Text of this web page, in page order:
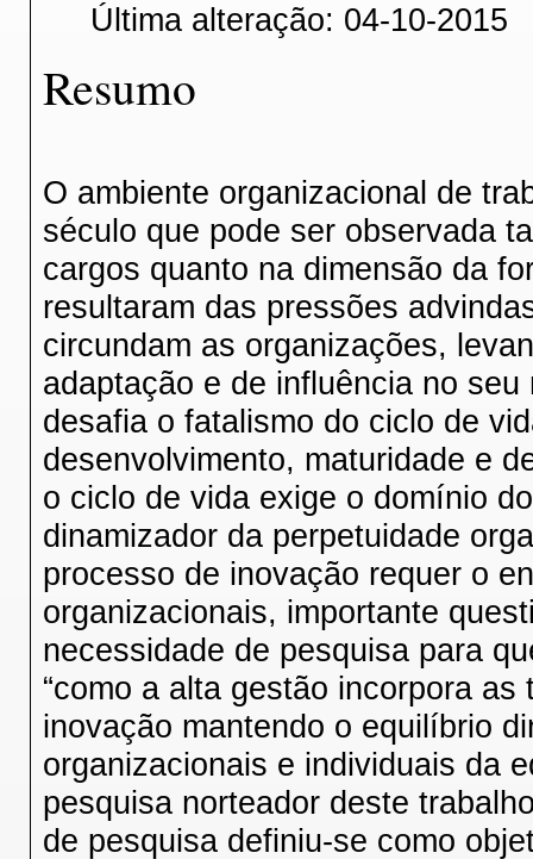
Última alteração: 04-10-2015
Resumo
O ambiente organizacional de
século que pode ser observada
cargos quanto na dimensão da
resultaram das pressões
circundam as organizações,
adaptação e de influência no
desafia o fatalismo do ciclo de
desenvolvimento, maturidade e
o ciclo de vida exige o domínio
dinamizador da perpetuidade
processo de inovação requer o
organizacionais, importante
necessidade de pesquisa para
“como a alta gestão incorpora
inovação mantendo o equilíbrio
organizacionais e individuais da
pesquisa norteador deste
de pesquisa definiu-se como